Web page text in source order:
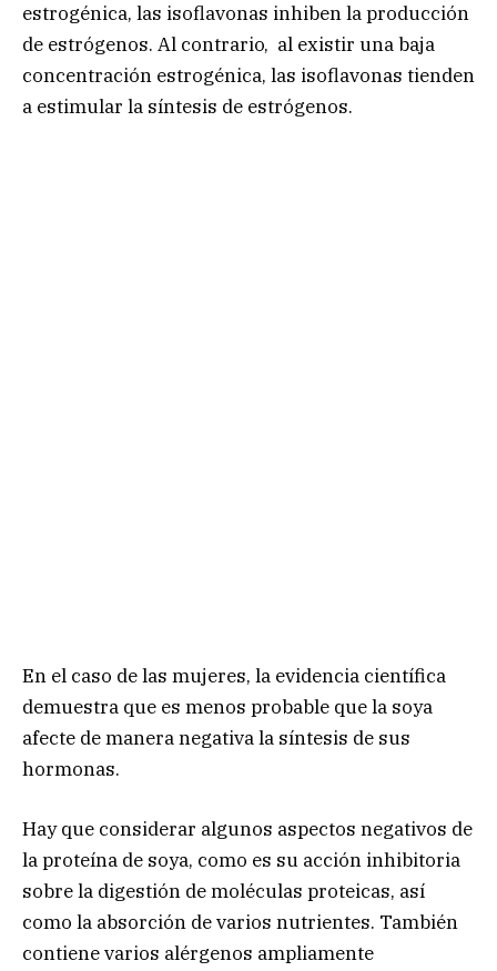
estrogénica, las isoflavonas inhiben la producción
de estrógenos. Al contrario, al existir una baja
concentración estrogénica, las isoflavonas tienden
a estimular la síntesis de estrógenos.
En el caso de las mujeres, la evidencia científica
demuestra que es menos probable que la soya
afecte de manera negativa la síntesis de sus
hormonas.
Hay que considerar algunos aspectos negativos de
la proteína de soya, como es su acción inhibitoria
sobre la digestión de moléculas proteicas, así
como la absorción de varios nutrientes. También
contiene varios alérgenos ampliamente